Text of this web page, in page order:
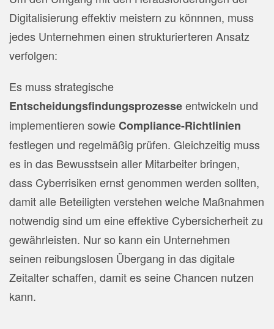
Digitalisierung effektiv meistern zu könnnen, muss
jedes Unternehmen einen strukturierteren Ansatz
verfolgen:
Es muss strategische
Entscheidungsfindungsprozesseentwickeln und
implementieren sowieCompliance-Richtlinien
festlegen und regelmäßig prüfen. Gleichzeitig muss
es in das Bewusstsein aller Mitarbeiter bringen,
dass Cyberrisiken ernst genommen werden sollten,
damit alle Beteiligten verstehen welche Maßnahmen
notwendig sind um eine effektive Cybersicherheit zu
gewährleisten. Nur so kann ein Unternehmen
seinen reibungslosen Übergang in das digitale
Zeitalter schaffen, damit es seine Chancen nutzen
kann.